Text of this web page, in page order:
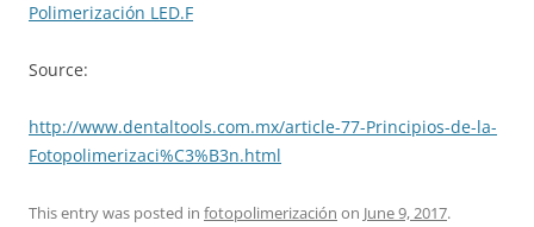
Polimerización LED.F
Source:
http://www.dentaltools.com.mx/article-77-Principios-de-la-
Fotopolimerizaci%C3%B3n.html
This entry was posted in fotopolimerización on June 9, 2017.